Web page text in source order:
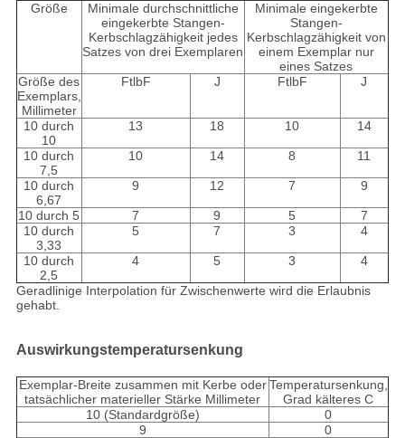
Größe
Minimale durchschnittliche
eingekerbte Stangen-
Kerbschlagzähigkeit jedes
Satzes von drei Exemplaren
Minimale eingekerbte
Stangen-
Kerbschlagzähigkeit von
einem Exemplar nur
eines Satzes
Größe des
Exemplars,
Millimeter
FtlbF J FtlbF J
10 durch
10
13 18 10 14
10 durch
7,5
10 14 8 11
10 durch
6,67
9 12 7 9
10 durch 5 7 9 5
7
10 durch
3,33
5 7 3 4
10 durch
2,5
4 5 3 4
Geradlinige Interpolation für Zwischenwerte wird die Erlaubnis
gehabt.
Auswirkungstemperatursenkung
Exemplar-Breite zusammen mit Kerbe oder
tatsächlicher materieller Stärke Millimeter
Temperatursenkung,
Grad kälteres C
10 (Standardgröße)
0
9
0